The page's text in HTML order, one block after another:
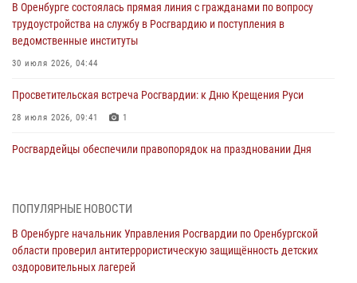
В Оренбурге состоялась прямая линия с гражданами по вопросу
трудоустройства на службу в Росгвардию и поступления в
ведомственные институты
30 июля 2026, 04:44
Просветительская встреча Росгвардии: к Дню Крещения Руси
28 июля 2026, 09:41 1
Росгвардейцы обеспечили правопорядок на праздновании Дня
жизненной ситуации (ВИДЕО)
26 июля 2026, 14:45
ПОПУЛЯРНЫЕ НОВОСТИ
В Оренбурге начальник Управления Росгвардии по Оренбургской
области проверил антитеррористическую защищённость детских
оздоровительных лагерей